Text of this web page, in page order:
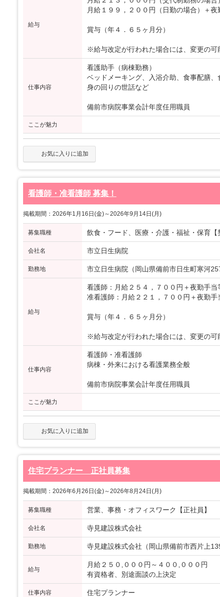
給与
月給１９９，２００円（日勤の場合）＋夜
賞与（年４．６５ヶ月分）
※給与改定が行われた場合には、変更の可
仕事内容
看護助手（病棟勤務）
ベッドメーキング、入浴介助、食事配膳、
身の回りの世話など
備前市病院事業会計年度任用職員
ここが魅力
お気に入りに追加
看護師・准看護師 募集！
掲載期間：2026年1月16日(金)～2026年9月14日(月)
募集職種 飲食・フード、医療・介護・福祉・保育【
会社名 市立日生病院
勤務地 市立日生病院（岡山県備前市日生町寒河
給与
看護師：月給２５４，７００円＋夜勤手当
准看護師：月給２２１，７００円＋夜勤手
賞与（年４．６５ヶ月分）
※給与改定が行われた場合には、変更の可
仕事内容
看護師・准看護師
病棟・外来における看護業務全般
備前市病院事業会計年度任用職員
ここが魅力
お気に入りに追加
住宅プランナー 正社員募集
掲載期間：2026年6月26日(金)～2026年8月24日(月)
募集職種 営業、事務・オフィスワーク【正社員】
会社名 寺見建設株式会社
勤務地 寺見建設株式会社（岡山県備前市西片上
給与
月給２５０,０００円～４００,０００円
有資格者、別途面談の上決定
仕事内容 住宅プランナー